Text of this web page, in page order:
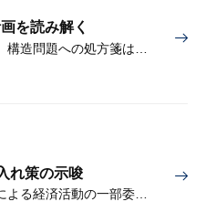
を読み解く
れ策の示唆
政治局会議開催。綱紀粛正強化による経済活動の一部委縮懸念